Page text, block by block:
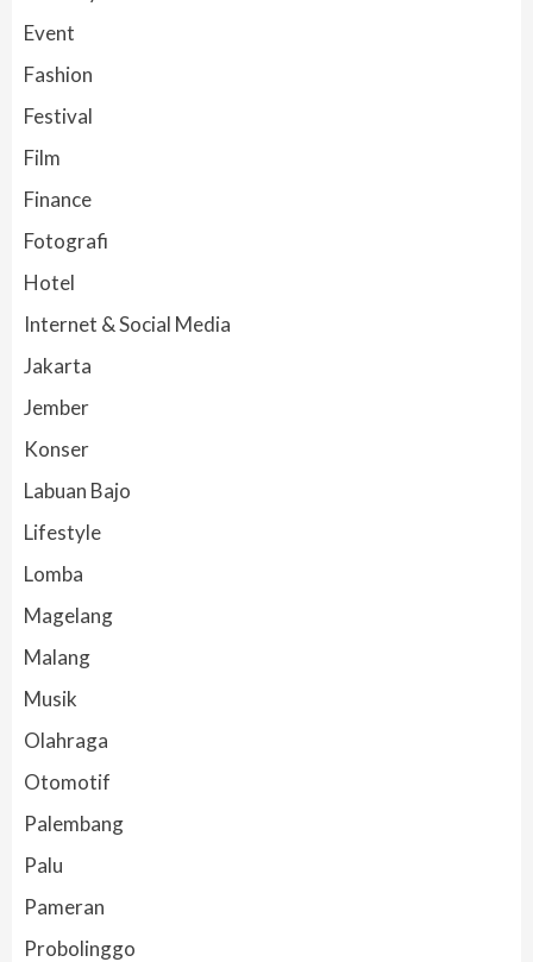
Event
Fashion
Festival
Film
Finance
Fotografi
Hotel
Internet & Social Media
Jakarta
Jember
Konser
Labuan Bajo
Lifestyle
Lomba
Magelang
Malang
Musik
Olahraga
Otomotif
Palembang
Palu
Pameran
Probolinggo